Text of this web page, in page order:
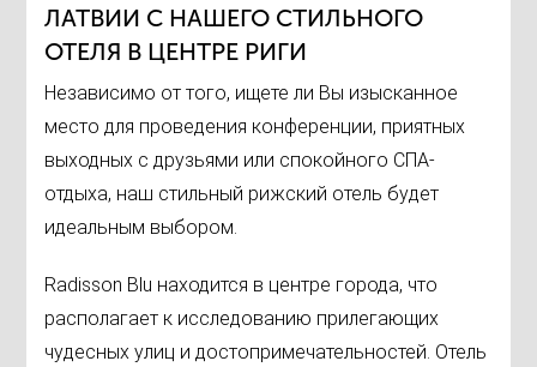
ЛАТВИИ С НАШЕГО СТИЛЬНОГО
ОТЕЛЯ В ЦЕНТРЕ РИГИ
Независимо от того, ищете ли Вы изысканное
место для проведения конференции, приятных
выходных с друзьями или спокойного СПА-
отдыха, наш стильный рижский отель будет
идеальным выбором.
Radisson Blu находится в центре города, что
располагает к исследованию прилегающих
чудесных улиц и достопримечательностей. Отель